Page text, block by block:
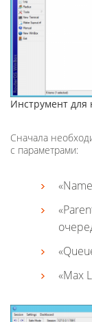
Инструмент для
Сначала
с параметрами:
«Max